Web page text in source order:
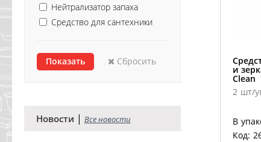
Нейтрализатор запаха
Средство для сантехники
Сбросить
Новости | Все новости
и
Clean
2 шт/
В
Код: